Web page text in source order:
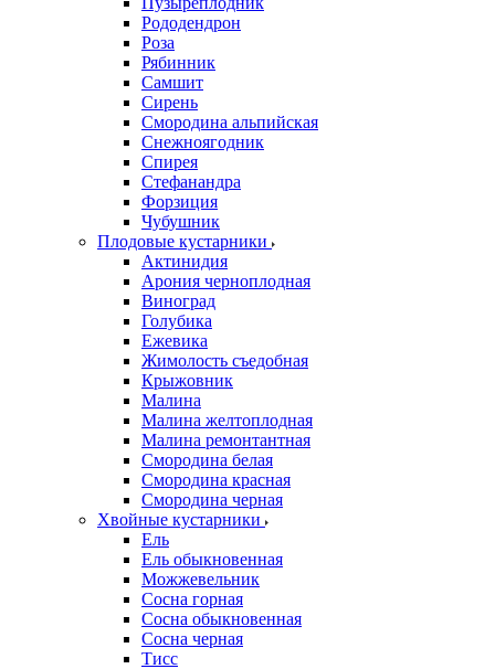
Рододендрон
Роза
Рябинник
Самшит
Сирень
Смородина альпийская
Снежноягодник
Спирея
Стефанандра
Форзиция
Чубушник
Плодовые кустарники
Актинидия
Арония черноплодная
Виноград
Голубика
Ежевика
Жимолость съедобная
Крыжовник
Малина
Малина желтоплодная
Малина ремонтантная
Смородина белая
Смородина красная
Смородина черная
Хвойные кустарники
Ель
Ель обыкновенная
Можжевельник
Сосна горная
Сосна обыкновенная
Сосна черная
Тисс